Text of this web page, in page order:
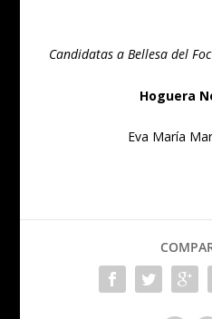
Candidatas a Bellesa del
Hoguera
Eva María